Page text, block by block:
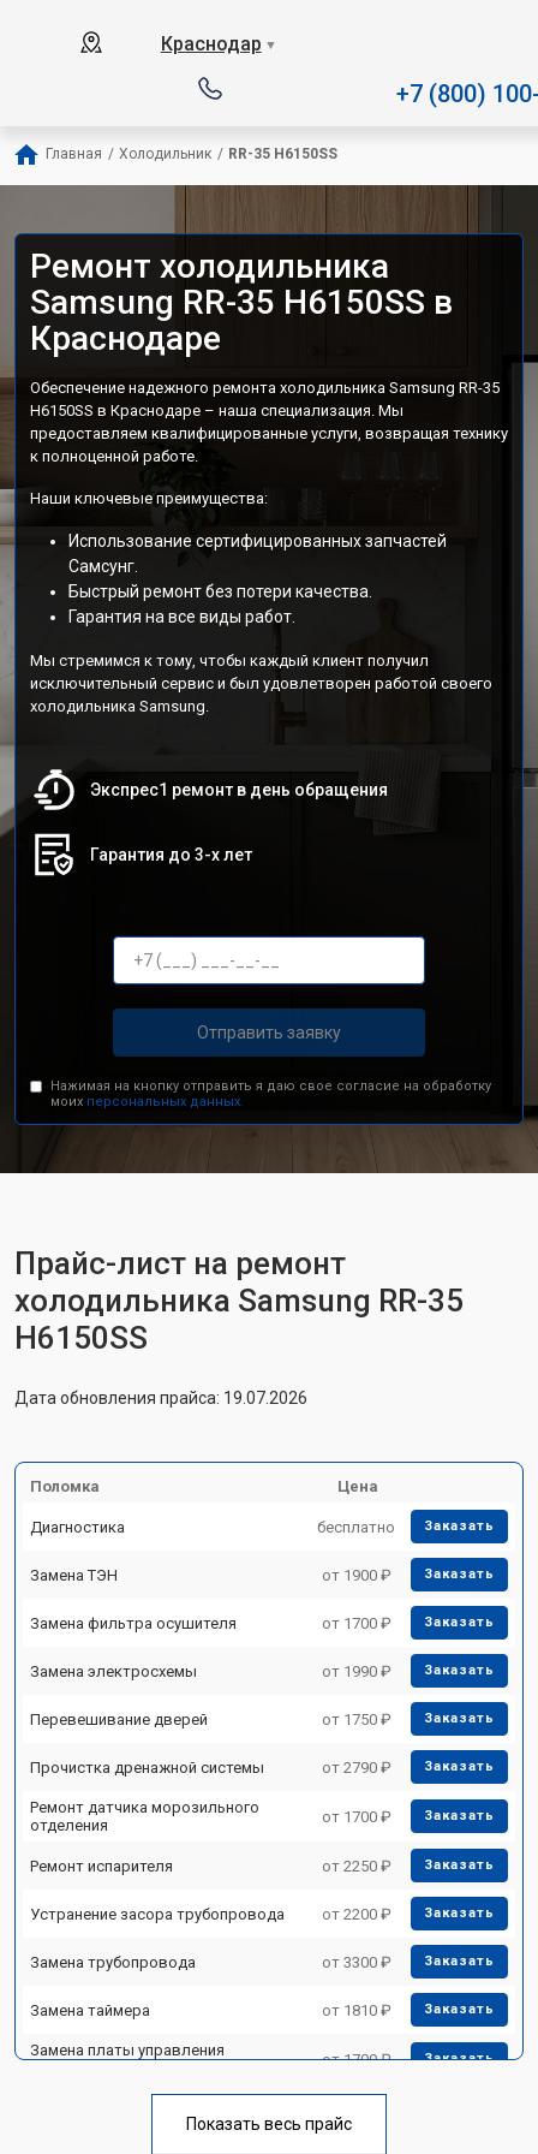
Краснодар ▼
+7 (800)
Главная / Холодильник / RR-35 H6150SS
Ремонт холодильника
Samsung RR-35 H6150SS в
Краснодаре
Обеспечение надежного ремонта холодильника Samsung RR-35
H6150SS в Краснодаре – наша специализация. Мы
предоставляем квалифицированные услуги, возвращая технику
к полноценной работе.
Наши ключевые преимущества:
Использование сертифицированных запчастей
Самсунг.
Быстрый ремонт без потери качества.
Гарантия на все виды работ.
Мы стремимся к тому, чтобы каждый клиент получил
исключительный сервис и был удовлетворен работой своего
холодильника Samsung.
Экспрес1 ремонт в день обращения
Гарантия до 3-х лет
Отправить заявку
Нажимая на кнопку отправить я даю свое согласие на обработку
моих персональных данных.
Прайс-лист на ремонт
холодильника Samsung RR-35
H6150SS
Дата обновления прайса: 19.07.2026
Поломка Цена
Диагностика бесплатно Заказать
Замена ТЭН от 1900 ₽ Заказать
Замена фильтра осушителя от 1700 ₽ Заказать
Замена электросхемы от 1990 ₽ Заказать
Перевешивание дверей от 1750 ₽ Заказать
Прочистка дренажной системы от 2790 ₽ Заказать
Ремонт датчика морозильного
отделения
от 1700 ₽ Заказать
Ремонт испарителя от 2250 ₽ Заказать
Устранение засора трубопровода от 2200 ₽ Заказать
Замена трубопровода от 3300 ₽ Заказать
Замена таймера от 1810 ₽ Заказать
Замена платы управления
от 1700 ₽ Заказать
Ремонт/замена датчика
Показать весь прайс